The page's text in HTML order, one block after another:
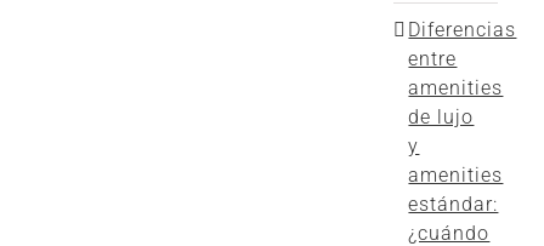
Diferencias
entre
amenities
de lujo
y
amenities
estándar:
¿cuándo